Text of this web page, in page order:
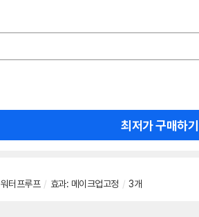
최저가 구매하기
워터프루프 / 효과: 메이크업고정 / 3개